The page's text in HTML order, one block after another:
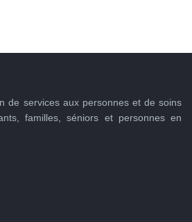
de services aux personnes et de soins
familles, séniors et personnes en